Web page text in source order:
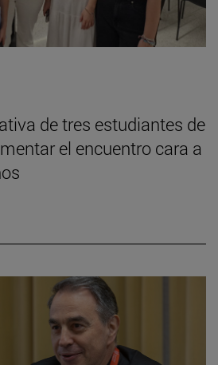
de tres estudiantes de
el encuentro cara a